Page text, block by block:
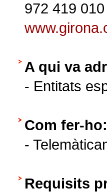
972 419 010
A qui va
- Entitats
Com fer-ho:
-
Requisits